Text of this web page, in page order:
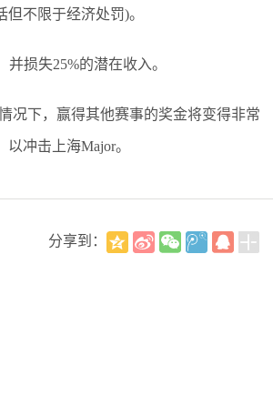
不限于经济处罚)。
损失25%的潜在收入。
下，赢得其他赛事的奖金将变得非常
冲击上海Major。
分享到：